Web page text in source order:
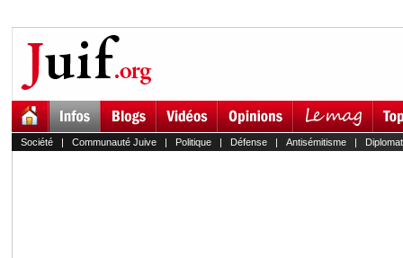
Société| Communauté Juive| Politique| Défense| Antisémitisme|